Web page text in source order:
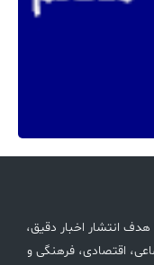
انتشار اخبار دقیق،
اقتصادی، فرهنگی و